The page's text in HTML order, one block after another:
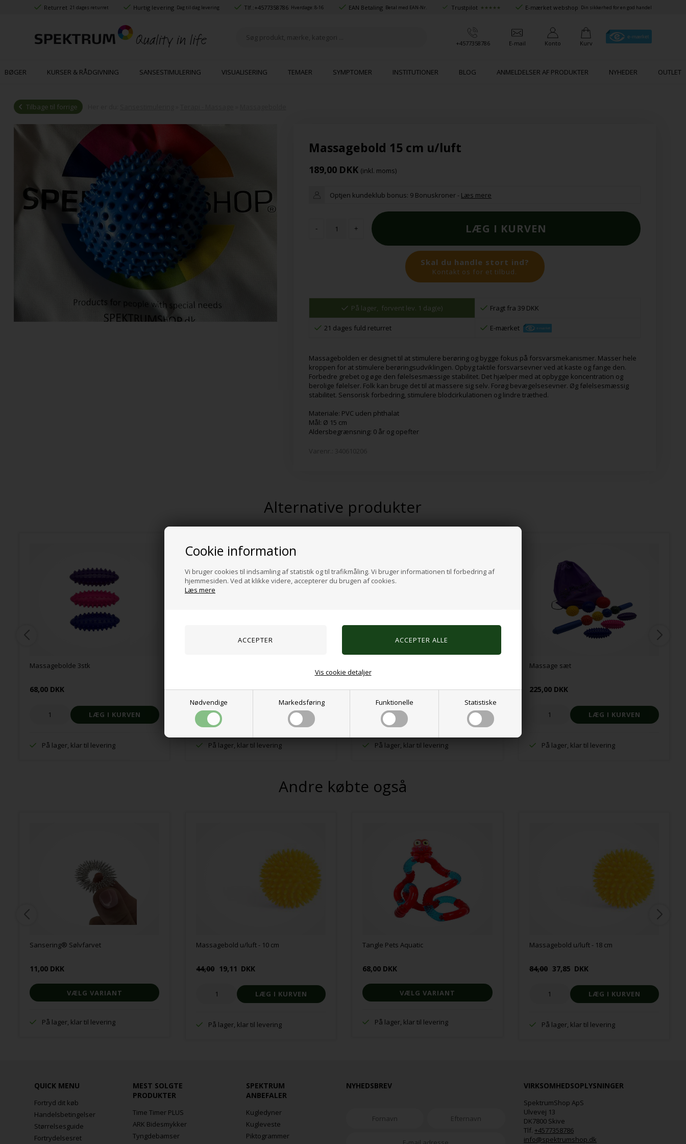
Cookie information
Vi bruger cookies til indsamling af statistik og til trafikmåling. Vi bruger informationen til forbedring af
hjemmesiden. Ved at klikke videre, accepterer du brugen af cookies.
Læs mere
Nødvendige Markedsføring Funktionelle Statistiske
Vis cookie detaljer
Returret 21 dages returret Hurtig levering Dag til dag levering Tlf.:+4577358786 Hverdage: 8-16 EAN Betaling Betal med EAN-Nr. Trustpilot ★★★★★ E-mærket webshop Din sikkerhed for en god handel
+4577358786 E-mail Konto Kurv
BØGER KURSER & RÅDGIVNING SANSESTIMULERING VISUALISERING TEMAER SYMPTOMER INSTITUTIONER BLOG ANMELDELSER AF PRODUKTER NYHEDER OUTLET
Tilbage til forrige
Massagebold 15 cm u/luft
189,00 DKK (inkl. moms)
Optjen kundeklub bonus: 9 Bonuskroner - Læs mere
- +
Skal du handle stort ind?
Kontakt os for et tilbud.
På lager, forvent lev. 1 dag(e) Fragt fra 39 DKK
21 dages fuld returret E-mærket
Massagebolden er designet til at stimulere berøring og bygge fokus på forsvarsmekanismer. Masser hele
kroppen for at stimulere berøringsudviklingen. Opbyg taktile forsvarsevner ved at kaste og fange den.
Forbedre grebet og øge den følelsesmæssige stabilitet. Det hjælper med at opbygge koncentration og
berolige følelser. Folk kan bruge det til at massere sig selv. Forøg bevægelsesevner. Øg følelsesmæssig
stabilitet. Sensorisk forbedring, stimulere blodcirkulationen og lindre træthed.
Materiale: PVC uden phthalat
Mål: Ø 15 cm
Aldersbegrænsning: 0 år og opefter
Varenr.: 340610206
Alternative produkter
Massagebolde 3stk
68,00 DKK
På lager, klar til levering
18,75 DKK
På lager, klar til levering
115,00 DKK
På lager, klar til levering
Massage sæt
225,00 DKK
På lager, klar til levering
Andre købte også
Sansering® Sølvfarvet
11,00 DKK
VÆLG VARIANT
På lager, klar til levering
Massagebold u/luft - 10 cm
44,00 19,11 DKK
På lager, klar til levering
Tangle Pets Aquatic
68,00 DKK
VÆLG VARIANT
På lager, klar til levering
Massagebold u/luft - 18 cm
84,00 37,85 DKK
På lager, klar til levering
QUICK MENU
Fortryd dit køb
Handelsbetingelser
Størrelsesguide
Fortrydelsesret
MEST SOLGTE
PRODUKTER
Time Timer PLUS
ARK Bidesmykker
Tyngdebamser
SPEKTRUM
ANBEFALER
Kugledyner
Kugleveste
Piktogrammer
NYHEDSBREV VIRKSOMHEDSOPLYSNINGER
SpektrumShop ApS
Ulvevej 13
DK7800 Skive
Tlf.+4577358786
info@spektrumshop.dk